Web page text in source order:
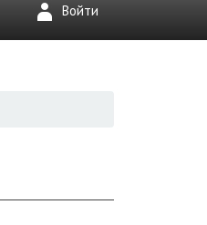
Войти